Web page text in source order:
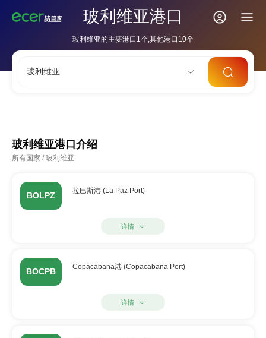
玻利维亚港口
玻利维亚的主要港口1个,其他港口10个
玻利维亚
玻利维亚港口介绍
所有国家 /玻利维亚
BOLPZ 拉巴斯港 (La Paz Port)
详情
BOCPB Copacabana港 (Copacabana Port)
详情